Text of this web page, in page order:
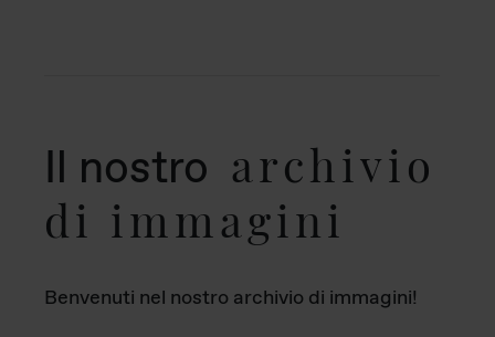
Il nostro archivio
di immagini
Benvenuti nel nostro archivio di immagini!